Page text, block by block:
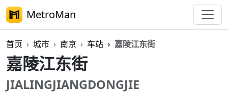
MetroMan
首页 城市 南京 车站 嘉陵江东街
嘉陵江东街
JIALINGJIANGDONGJIE